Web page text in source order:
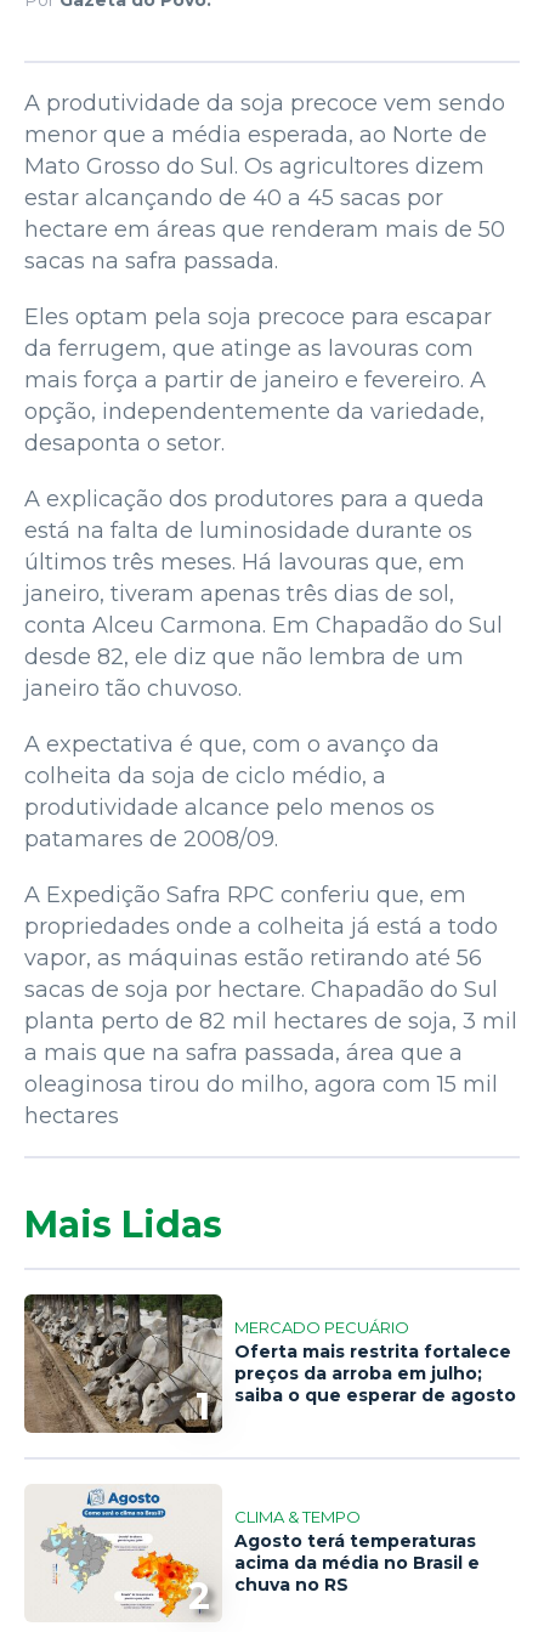
A produtividade da soja precoce vem sendo
menor que a média esperada, ao Norte de
Mato Grosso do Sul. Os agricultores dizem
estar alcançando de 40 a 45 sacas por
hectare em áreas que renderam mais de 50
sacas na safra passada.
Eles optam pela soja precoce para escapar
da ferrugem, que atinge as lavouras com
mais força a partir de janeiro e fevereiro. A
opção, independentemente da variedade,
desaponta o setor.
A explicação dos produtores para a queda
está na falta de luminosidade durante os
últimos três meses. Há lavouras que, em
janeiro, tiveram apenas três dias de sol,
conta Alceu Carmona. Em Chapadão do Sul
desde 82, ele diz que não lembra de um
janeiro tão chuvoso.
A expectativa é que, com o avanço da
colheita da soja de ciclo médio, a
produtividade alcance pelo menos os
patamares de 2008/09.
A Expedição Safra RPC conferiu que, em
propriedades onde a colheita já está a todo
vapor, as máquinas estão retirando até 56
sacas de soja por hectare. Chapadão do Sul
planta perto de 82 mil hectares de soja, 3 mil
a mais que na safra passada, área que a
oleaginosa tirou do milho, agora com 15 mil
hectares
Mais Lidas
1
MERCADO PECUÁRIO
Oferta mais restrita fortalece
preços da arroba em julho;
saiba o que esperar de agosto
2
CLIMA & TEMPO
Agosto terá temperaturas
acima da média no Brasil e
chuva no RS